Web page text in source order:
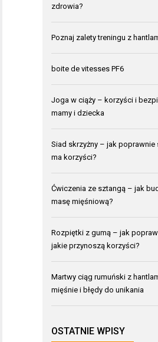
zdrowia?
Poznaj zalety treningu z
boite de vitesses PF6
Joga w ciąży – korzyści i
mamy i dziecka
Siad skrzyżny – jak poprawnie
ma korzyści?
Ćwiczenia ze sztangą – jak
masę mięśniową?
Rozpiętki z gumą – jak
jakie przynoszą korzyści?
Martwy ciąg rumuński z
mięśnie i błędy do unikania
OSTATNIE WPISY